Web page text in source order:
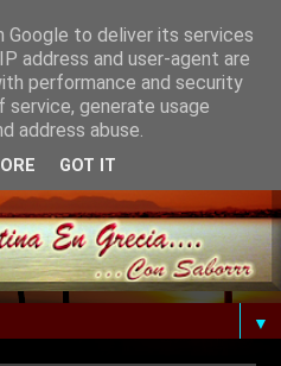
▼
Google to deliver its services
address and user-agent are
performance and security
generate usage
address abuse.
GOT IT